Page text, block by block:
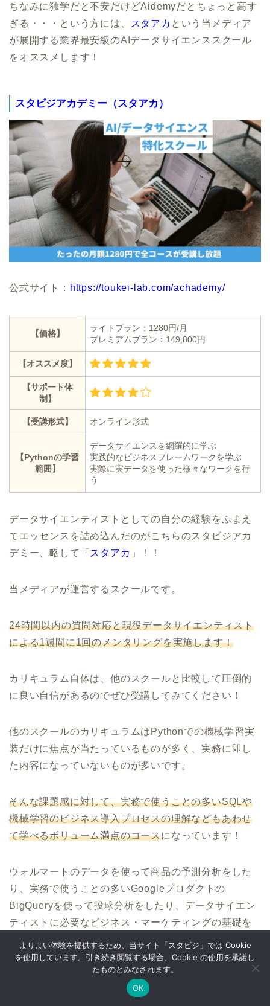
ちなみに独学だと不安だけどAidemyだとちょっと高す
ぎる・・・という方には、
スタアカ という当メディア
が展開する業界最安級のAIデータサイエンススクール
をオススメします！
スタビジアカデミー（スタアカ）
公式サイト： https://toukei-lab.com/achademy/
【価格】
ライトプラン：1280円/月
プレミアムプラン：149,800円
【オススメ度】
【サポート体
制】
【受講形式】 オンライン形式
【Pythonの学習
範囲】
データサイエンスを網羅的に学ぶ
実践的なビジネスフレームワークを学ぶ
実際に実データを使った様々なワークを行
う
データサイエンティストとしての自分の経験をふまえ
てエッセンスを詰め込んだのがこちらのスタビジアカ
デミー、略して「 スタアカ 」！！
当メディアが運営するスクールです。
24時間以内の質問対応と現役データサイエンティスト
による1週間に1回のメンタリングを実施します！
カリキュラム自体は、他のスクールと比較して圧倒的
に良い自信があるのでぜひ受講してみてください！
他のスクールのカリキュラムはPythonでの機械学習実
装だけに焦点が当たっているものが多く、実務に即し
た内容になっていないものが多いです。
そんな課題感に対して、実務で使うことの多いSQLや
機械学習のビジネス導入プロセスの理解などもあわせ
て学べるボリューム満点のコースになっています！
ウォルマートのデータを使って商品の予測分析をした
り、実務で使うことの多いGoogleプロダクトの
BigQueryを使って投球分析をしたり、データサイエン
ティストに必要なビジネス・マーケティングの基礎を
学んでマーケティングプランを作ってもらったりする
盛りだくさんの内容になってます！
よりよい体験を提供するため、当サイト「スタビジ」では Cookie
を使用しています。引き続き閲覧する場合、Cookie の使用を承諾し
たものとみなされます。
OK